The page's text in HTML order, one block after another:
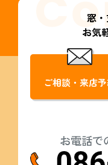
窓・
お気
ご相談・来店
お電話で